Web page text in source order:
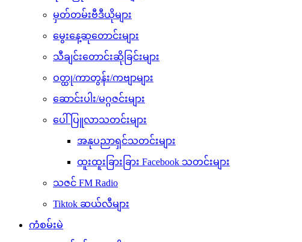
မှတ်တမ်းဗီဒီယိုများ
မွေးနေ့ဆုတောင်းများ
သီချင်းတောင်းဆိုခြင်းများ
ဝတ္ထု/ကာတွန်း/ကဗျာများ
ဆောင်းပါး/မဂ္ဂဇင်းများ
ပေါ်ပြူလာသတင်းများ
အနုပညာရှင်သတင်းများ
ထူးထူးခြားခြား Facebook သတင်းများ
သဇင် FM Radio
Tiktok ဆယ်လီများ
ကံစမ်းမဲ